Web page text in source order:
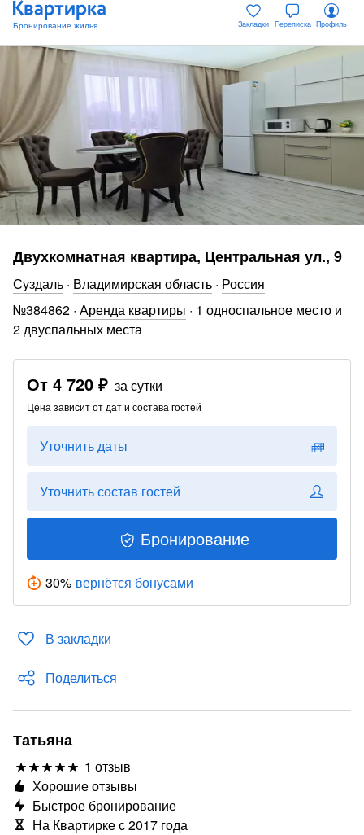
Закладки Переписка Профиль
Двухкомнатная квартира, Центральная ул., 9
Суздаль · Владимирская область · Россия
№384862 · Аренда квартиры · 1 односпальное место и
2 двуспальных места
От 4 720 ₽ за сутки
Цена зависит от дат и состава гостей
Уточнить даты
Уточнить состав гостей
Бронирование
30% вернётся бонусами
В закладки
Поделиться
Татьяна
1 отзыв
Хорошие отзывы
Быстрое бронирование
На Квартирке с 2017 года